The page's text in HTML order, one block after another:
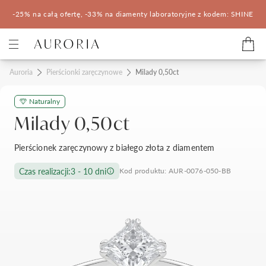
-25% na całą ofertę, -33% na diamenty laboratoryjne z kodem: SHINE
Kategorie
Pierścionki zaręczynowe
Pomocne
Konfigurator 3D
Korzyści z zakupu
Auroria Pierścionki zaręczynowe Milady 0,50ct
Naturalny
Milady 0,50ct
Pierścionek zaręczynowy z białego złota z diamentem
Czas realizacji:3 - 10 dni Kod produktu: AUR-0076-050-BB